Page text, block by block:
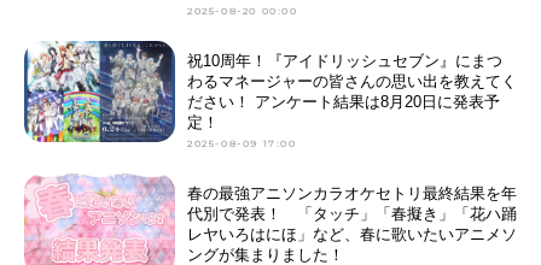
2025-08-20 00:00
祝10周年！『アイドリッシュセブン』にまつ
わるマネージャーの皆さんの思い出を教えてく
ださい！ アンケート結果は8月20日に発表予
定！
2025-08-09 17:00
春の最強アニソンカラオケセトリ最終結果を年
代別で発表！ 「タッチ」「春擬き」「花ハ踊
レヤいろはにほ」など、春に歌いたいアニメソ
ングが集まりました！